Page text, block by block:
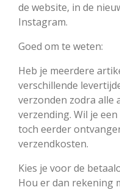
de website, in de
Instagram.
Goed om te weten:
Heb je meerdere
verschillende
verzonden zodra alle
verzending. Wil je
toch eerder
verzendkosten.
Kies je voor de
Hou er dan rekening